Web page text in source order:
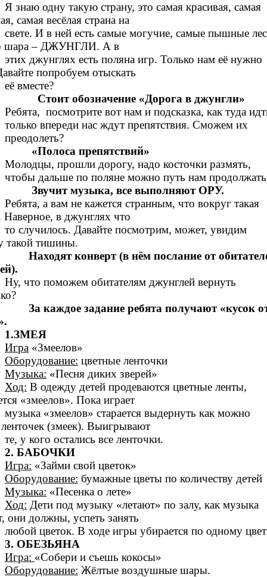
Я знаю одну такую страну, это самая красивая, самая
самая весёлая страна на
свете. И в ней есть самые могучие, самые пышные
шара – ДЖУНГЛИ. А в
этих джунглях есть поляна игр. Только нам её нужно
попробуем отыскать
её вместе?
Стоит обозначение «Дорога в джунгли»
Ребята, посмотрите вот нам и подсказка, как туда
только впереди нас ждут препятствия. Сможем их
преодолеть?
«Полоса препятствий»
Молодцы, прошли дорогу, надо косточки размять,
чтобы дальше по поляне можно путь нам
Звучит музыка, все выполняют ОРУ.
Ребята, а вам не кажется странным, что вокруг такая
в джунглях что
то случилось. Давайте посмотрим, может, увидим
такой тишины.
Находят конверт (в нём послание от
Ну, что поможем обитателям джунглей вернуть
За каждое задание ребята получают «кусок
1.ЗМЕЯ
Игра «Змеелов»
Оборудование: цветные ленточки
Музыка: «Песня диких зверей»
Ход: В одежду детей продеваются цветные ленты,
«змеелов». Пока играет
музыка «змеелов» старается выдернуть как можно
(змеек). Выигрывают
те, у кого остались все ленточки.
2. БАБОЧКИ
Игра: «Займи свой цветок»
Оборудование: бумажные цветы по количеству детей
Музыка: «Песенка о лете»
Ход: Дети под музыку «летают» по залу, как музыка
они должны, успеть занять
любой цветок. В ходе игры убирается по одному
3. ОБЕЗЬЯНА
Игра: «Собери и съешь кокосы»
Оборудование: Жёлтые воздушные шары.